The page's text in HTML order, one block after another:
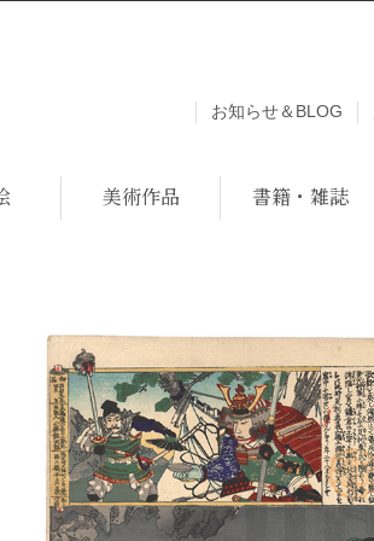
お知らせ＆BLOG
美術作品 書籍・雑誌